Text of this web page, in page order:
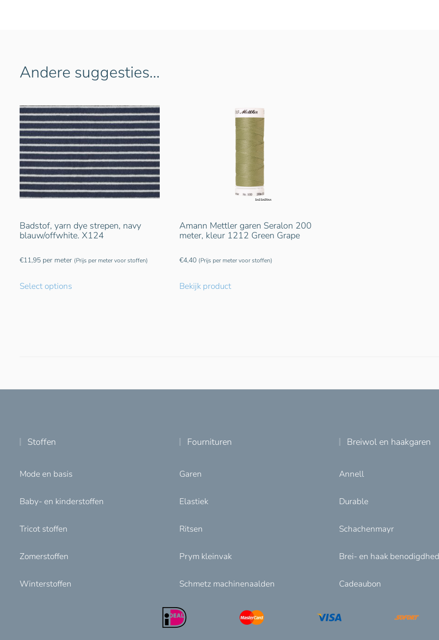
Andere suggesties…
Badstof, yarn dye strepen, navy
blauw/offwhite. X124
€11,95 per meter (Prijs per meter voor stoffen)
Select options
Amann Mettler garen Seralon 200
meter, kleur 1212 Green Grape
€4,40 (Prijs per meter voor stoffen)
Bekijk product
Stoffen
Mode en basis
Baby- en kinderstoffen
Tricot stoffen
Zomerstoffen
Winterstoffen
Fournituren
Garen
Elastiek
Ritsen
Prym kleinvak
Schmetz machinenaalden
Breiwol en haakgaren
Annell
Durable
Schachenmayr
Brei- en haak
Cadeaubon